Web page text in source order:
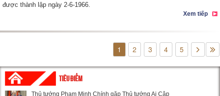
được thành lập ngày 2-6-1966.
Xem tiếp
1 2 3 4 5
TIÊU ĐIỂM
Thủ tướng Phạm Minh Chính gặp Thủ tướng Ai Cập